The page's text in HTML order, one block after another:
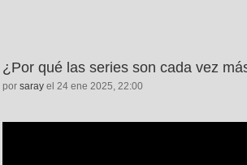
¿Por qué las series son cada vez
por saray el 24 ene 2025, 22:00